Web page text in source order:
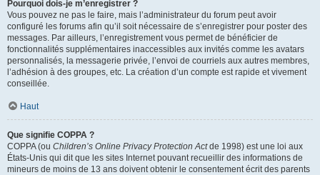
Pourquoi dois-je m’enregistrer ?
Vous pouvez ne pas le faire, mais l’administrateur du forum peut avoir
configuré les forums afin qu’il soit nécessaire de s’enregistrer pour poster des
messages. Par ailleurs, l’enregistrement vous permet de bénéficier de
fonctionnalités supplémentaires inaccessibles aux invités comme les avatars
personnalisés, la messagerie privée, l’envoi de courriels aux autres membres,
l’adhésion à des groupes, etc. La création d’un compte est rapide et vivement
conseillée.
Haut
Que signifie COPPA ?
COPPA (ou Children’s Online Privacy Protection Actde 1998) est une loi aux
États-Unis qui dit que les sites Internet pouvant recueillir des informations de
mineurs de moins de 13 ans doivent obtenir le consentement écrit des parents